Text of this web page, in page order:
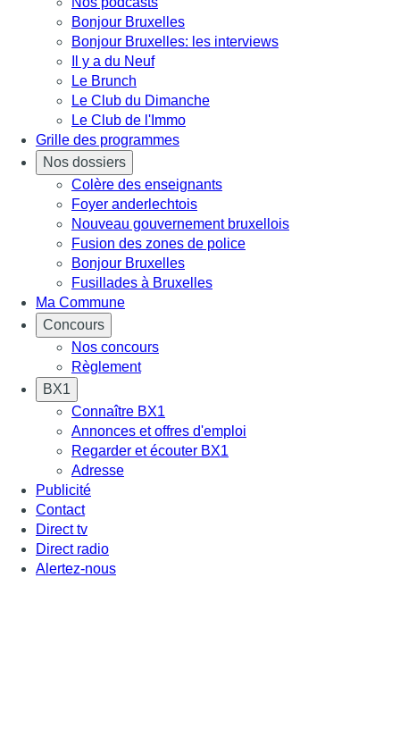
Bonjour Bruxelles
Bonjour Bruxelles: les interviews
Il y a du Neuf
Le Brunch
Le Club du Dimanche
Le Club de l'Immo
Grille des programmes
Nos dossiers
Colère des enseignants
Foyer anderlechtois
Nouveau gouvernement bruxellois
Fusion des zones de police
Bonjour Bruxelles
Fusillades à Bruxelles
Ma Commune
Concours
Nos concours
Règlement
BX1
Connaître BX1
Annonces et offres d'emploi
Regarder et écouter BX1
Adresse
Publicité
Contact
Direct tv
Direct radio
Alertez-nous